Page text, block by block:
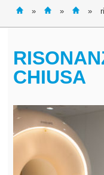
» » »
CHIUSA